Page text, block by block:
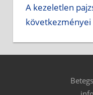
A kezeletlen
következményei